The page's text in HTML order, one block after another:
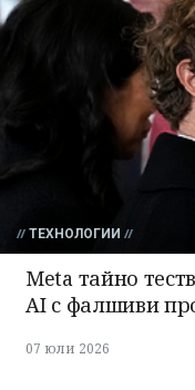
ТЕХНОЛОГИИ
Meta тайно
AI с фалшиви
07 юли 2026